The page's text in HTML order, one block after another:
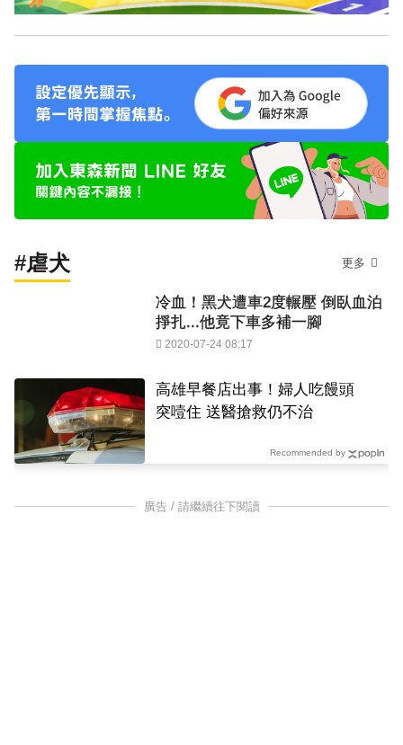
#虐犬 更多
冷血！黑犬遭車2度輾壓 倒臥血泊
掙扎...他竟下車多補一腳
2020-07-24 08:17
高雄早餐店出事！婦人吃饅頭
突噎住 送醫搶救仍不治
Recommended by
廣告 / 請繼續往下閱讀